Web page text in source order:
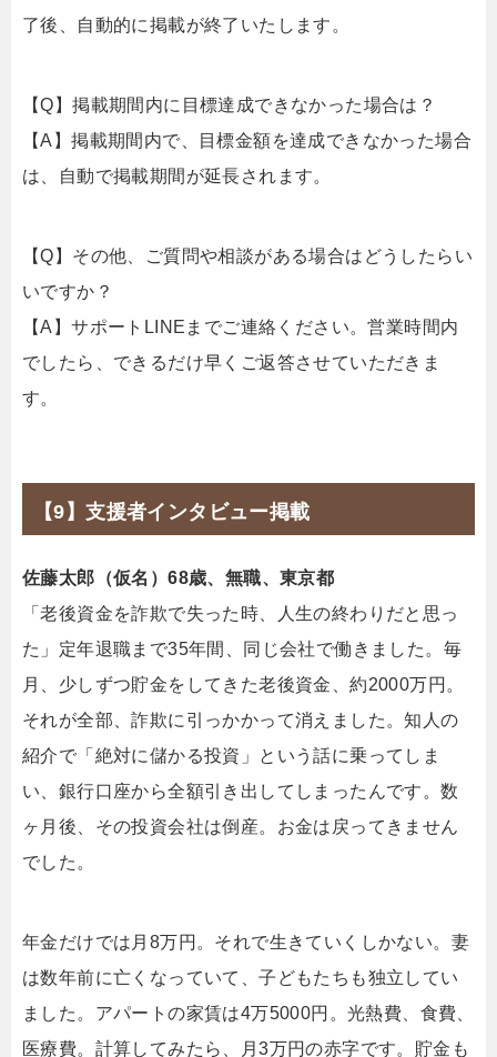
了後、自動的に掲載が終了いたします。
【Q】掲載期間内に目標達成できなかった場合は？
【A】掲載期間内で、目標金額を達成できなかった場合
は、自動で掲載期間が延長されます。
【Q】その他、ご質問や相談がある場合はどうしたらい
いですか？
【A】サポートLINEまでご連絡ください。営業時間内
でしたら、できるだけ早くご返答させていただきま
す。
【9】支援者インタビュー掲載
佐藤太郎（仮名）68歳、無職、東京都
「老後資金を詐欺で失った時、人生の終わりだと思っ
た」定年退職まで35年間、同じ会社で働きました。毎
月、少しずつ貯金をしてきた老後資金、約2000万円。
それが全部、詐欺に引っかかって消えました。知人の
紹介で「絶対に儲かる投資」という話に乗ってしま
い、銀行口座から全額引き出してしまったんです。数
ヶ月後、その投資会社は倒産。お金は戻ってきません
でした。
年金だけでは月8万円。それで生きていくしかない。妻
は数年前に亡くなっていて、子どもたちも独立してい
ました。アパートの家賃は4万5000円。光熱費、食費、
医療費。計算してみたら、月3万円の赤字です。貯金も